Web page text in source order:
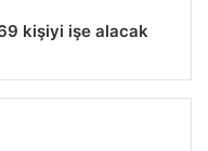
69 kişiyi işe alacak